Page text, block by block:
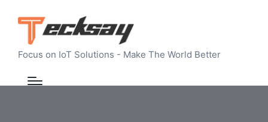
Focus on IoT Solutions - Make The World Better